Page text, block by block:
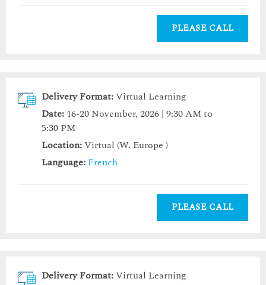
PLEASE CALL
Delivery Format:Virtual Learning
Date: 16-20 November, 2026 | 9:30 AM to
5:30 PM
Location:Virtual (W. Europe )
Language: French
PLEASE CALL
Delivery Format:Virtual Learning